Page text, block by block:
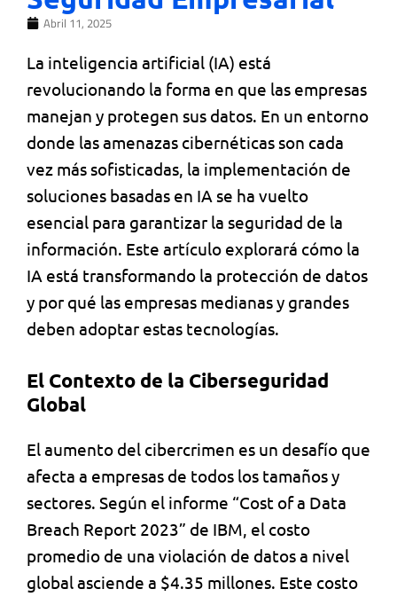
Abril 11, 2025
La inteligencia artificial (IA) está
revolucionando la forma en que las empresas
manejan y protegen sus datos. En un entorno
donde las amenazas cibernéticas son cada
vez más sofisticadas, la implementación de
soluciones basadas en IA se ha vuelto
esencial para garantizar la seguridad de la
información. Este artículo explorará cómo la
IA está transformando la protección de datos
y por qué las empresas medianas y grandes
deben adoptar estas tecnologías.
El Contexto de la Ciberseguridad
Global
El aumento del cibercrimen es un desafío que
afecta a empresas de todos los tamaños y
sectores. Según el informe “Cost of a Data
Breach Report 2023” de IBM, el costo
promedio de una violación de datos a nivel
global asciende a $4.35 millones. Este costo